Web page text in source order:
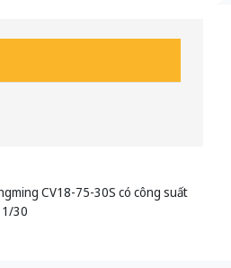
CV18-75-30S có công suất
1/30